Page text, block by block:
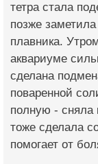
тетра стала
позже
плавника.
аквариуме
сделана
поваренной
полную - сняла
тоже сделала
помогает от